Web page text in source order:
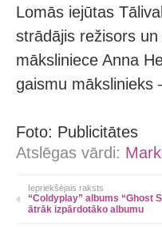
Lomās iejūtas
strādājis režisors
māksliniece Anna
gaismu mākslinieks
Foto: Publicitātes
Atslēgas vārdi:
Iepriekšējais raksts
“Coldyplay” albums “Ghost
ātrāk izpārdotāko albumu